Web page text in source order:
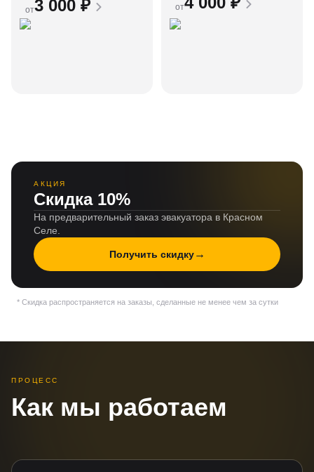
от3 000 ₽ от
АКЦИЯ
Скидка 10%
На предварительный заказ эвакуатора в Красном
Селе.
Получить скидку→
* Скидка распространяется на заказы, сделанные не менее чем за сутки
ПРОЦЕСС
Как мы работаем